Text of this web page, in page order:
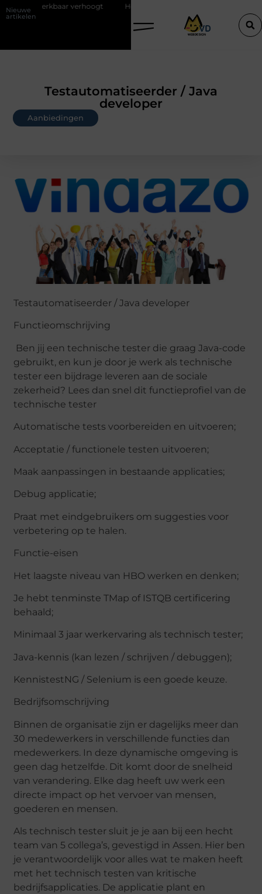
Nieuwe
artikelen
Hoe trek je bezoekers aan met blogs?
Testautomatiseerder / Java
developer
Aanbiedingen
Testautomatiseerder / Java developer
Functieomschrijving
Ben jij een technische tester die graag Java-code
gebruikt, en kun je door je werk als technische
tester een bijdrage leveren aan de sociale
zekerheid? Lees dan snel dit functieprofiel van de
technische tester
Automatische tests voorbereiden en uitvoeren;
Acceptatie / functionele testen uitvoeren;
Maak aanpassingen in bestaande applicaties;
Debug applicatie;
Praat met eindgebruikers om suggesties voor
verbetering op te halen.
Functie-eisen
Het laagste niveau van HBO werken en denken;
Je hebt tenminste TMap of ISTQB certificering
behaald;
Minimaal 3 jaar werkervaring als technisch tester;
Java-kennis (kan lezen / schrijven / debuggen);
KennistestNG / Selenium is een goede keuze.
Bedrijfsomschrijving
Binnen de organisatie zijn er dagelijks meer dan
30 medewerkers in verschillende functies dan
medewerkers. In deze dynamische omgeving is
geen dag hetzelfde. Dit komt door de snelheid
van verandering. Elke dag heeft uw werk een
directe impact op het vervoer van mensen,
goederen en mensen.
Als technisch tester sluit je je aan bij een hecht
team van 5 collega’s, gevestigd in Assen. Hier ben
je verantwoordelijk voor alles wat te maken heeft
met het technisch testen van kritische
bedrijfsapplicaties. De applicatie plant en